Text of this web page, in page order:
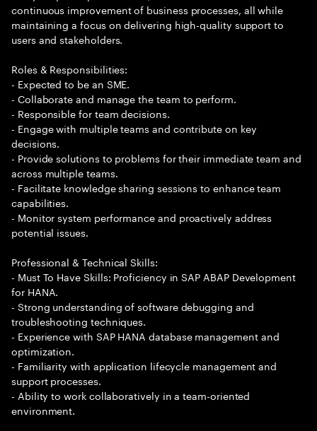
continuous improvement of business processes, all while
maintaining a focus on delivering high-quality support to
users and stakeholders.
Roles & Responsibilities:
- Expected to be an SME.
- Collaborate and manage the team to perform.
- Responsible for team decisions.
- Engage with multiple teams and contribute on key
decisions.
- Provide solutions to problems for their immediate team and
across multiple teams.
- Facilitate knowledge sharing sessions to enhance team
capabilities.
- Monitor system performance and proactively address
potential issues.
Professional & Technical Skills:
- Must To Have Skills: Proficiency in SAP ABAP Development
for HANA.
- Strong understanding of software debugging and
troubleshooting techniques.
- Experience with SAP HANA database management and
optimization.
- Familiarity with application lifecycle management and
support processes.
- Ability to work collaboratively in a team-oriented
environment.